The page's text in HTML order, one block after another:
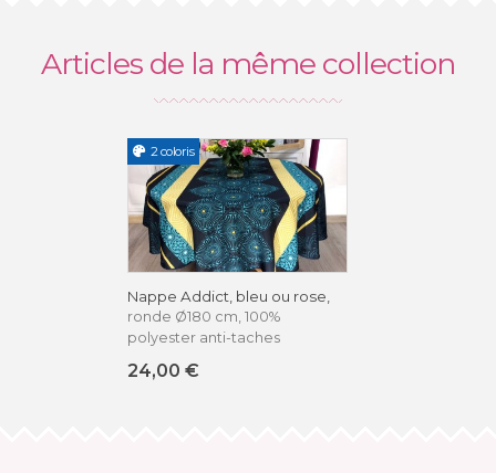
Articles de la même collection
2 coloris
Nappe Addict, bleu ou rose,
ronde Ø180 cm, 100%
polyester anti-taches
24,00 €